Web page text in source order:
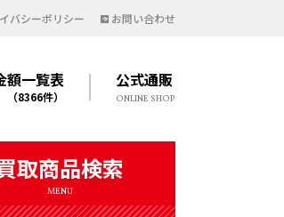
バシーポリシー お問い合わせ
額一覧表
（8366件）
公式通販
ONLINE SHOP
取商品検索
MENU